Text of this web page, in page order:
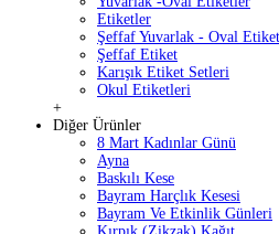
Etiketler
Şeffaf Yuvarlak - Oval Etiket
Şeffaf Etiket
Karışık Etiket Setleri
Okul Etiketleri
+
Diğer Ürünler
8 Mart Kadınlar Günü
Ayna
Baskılı Kese
Bayram Harçlık Kesesi
Bayram Ve Etkinlik Günleri